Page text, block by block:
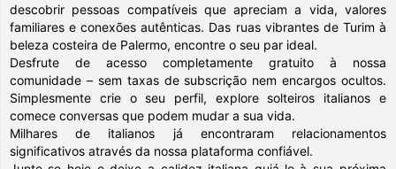
descobrir pessoas compatíveis que apreciam a vida, valores
familiares e conexões autênticas. Das ruas vibrantes de Turim à
beleza costeira de Palermo, encontre o seu par ideal.
Desfrute de acesso completamente gratuito à nossa
comunidade – sem taxas de subscrição nem encargos ocultos.
Simplesmente crie o seu perfil, explore solteiros italianos e
comece conversas que podem mudar a sua vida.
Milhares de italianos já encontraram relacionamentos
significativos através da nossa plataforma confiável.